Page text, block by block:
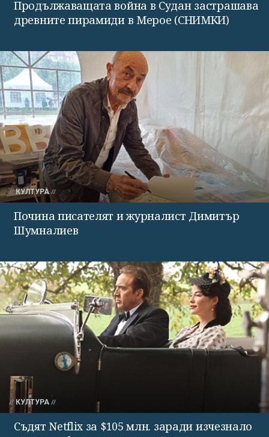
Продължаващата война в Судан застрашава
древните пирамиди в Мерое (СНИМКИ)
КУЛТУРА
Почина писателят и журналист Димитър
Шумналиев
КУЛТУРА
Съдят Netflix за $105 млн. заради изчезнало